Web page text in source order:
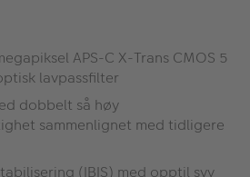
APS-C X-Trans CMOS 5
lavpassfilter
dobbelt så høy
sammenlignet med tidligere
(IBIS) med opptil syv